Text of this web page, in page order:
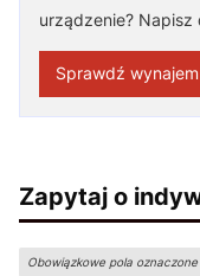
urządzenie?
Sprawdź wynajem
Zapytaj o
Obowiązkowe pola